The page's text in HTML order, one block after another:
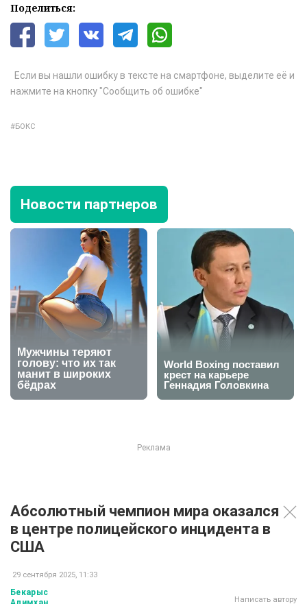
Поделиться:
Если вы нашли ошибку в тексте на смартфоне, выделите её и
нажмите на кнопку "Сообщить об ошибке"
БОКС
Новости партнеров
Абсолютный чемпион мира оказался
в центре полицейского инцидента в
США
29 сентября 2025, 11:33
Бекарыс
Написать автору